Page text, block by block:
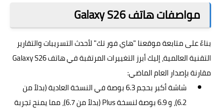
مواصفات هاتف Galaxy S26
بناءً على متابعة موقعنا "هاي فور تك" لأحدث التسريبات والتقارير
التقنية العالمية، إليك أبرز التغييرات المرتقبة في هاتف Galaxy S26
مقارنة بإصدار العام الماضي:
شاشة أكبر بحجم 6.3 بوصة في النسخة العادية (بدلاً من
6.2)، و 6.9 بوصة لنسخة Plus (بدلاً من 6.7)، مما يمنح تجربة